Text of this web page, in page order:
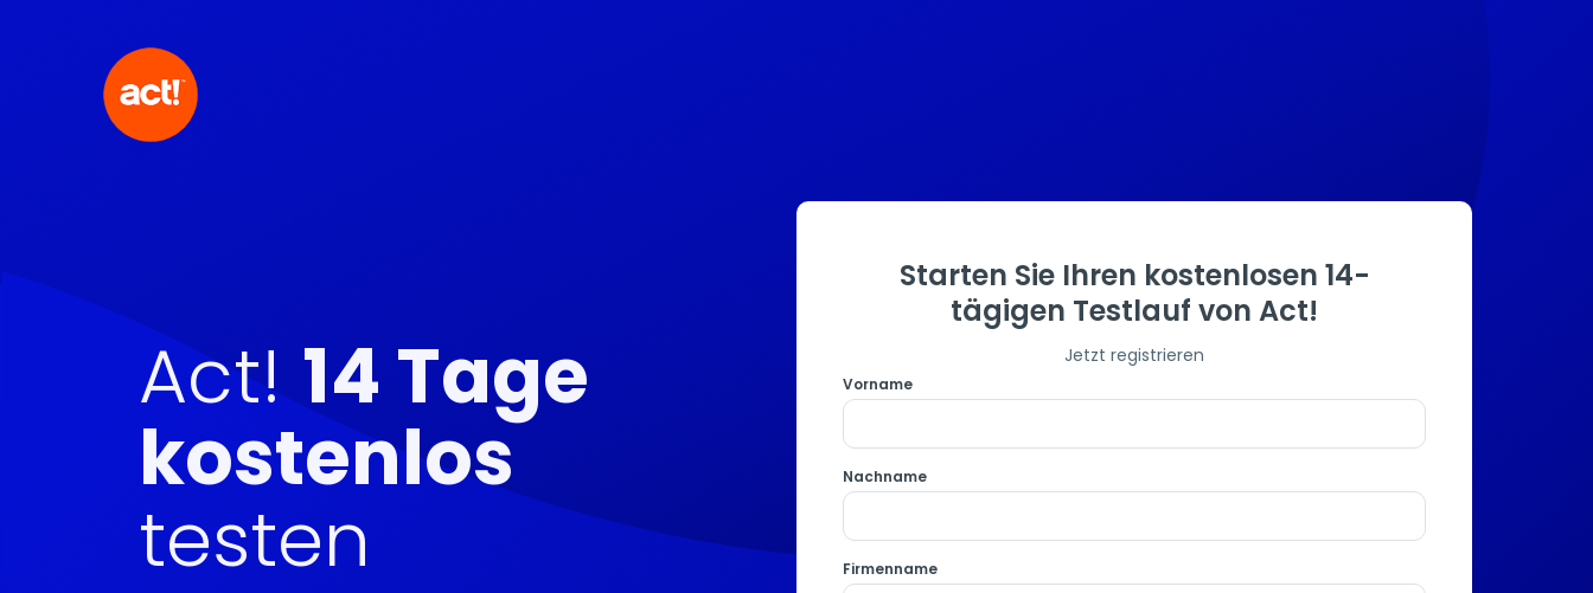
Act!14 Tage
kostenlos
testen
Starten Sie Ihren kostenlosen 14-
tägigen Testlauf von Act!
Jetzt registrieren
Vorname
Nachname
Firmenname